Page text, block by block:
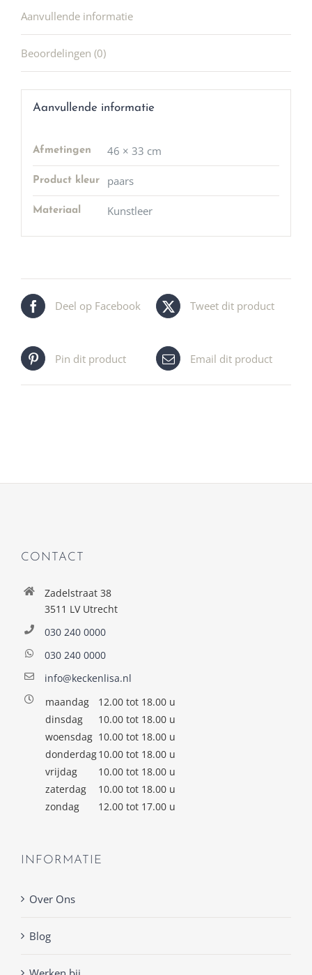
Aanvullende informatie
Beoordelingen (0)
Aanvullende informatie
Afmetingen 46 × 33 cm
Product kleur paars
Materiaal Kunstleer
Deel op Facebook Tweet dit product
Pin dit product Email dit product
CONTACT
Zadelstraat 38
3511 LV Utrecht
030 240 0000
030 240 0000
info@keckenlisa.nl
maandag
12.00 tot 18.00 u
dinsdag
10.00 tot 18.00 u
woensdag 10.00 tot 18.00 u
donderdag10.00 tot 18.00 u
vrijdag
10.00 tot 18.00 u
zaterdag
10.00 tot 18.00 u
zondag
12.00 tot 17.00 u
INFORMATIE
Over Ons
Blog